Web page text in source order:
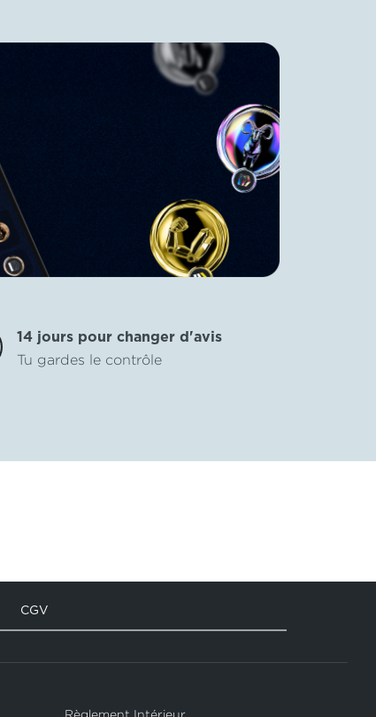
14 jours pour changer d'avis
Tu gardes le contrôle
CGV
Règlement Intérieur